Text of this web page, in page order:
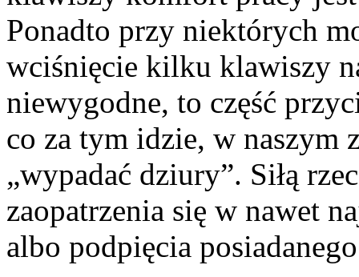
Ponadto przy niektórych
wciśnięcie kilku klawiszy
niewygodne, to część
co za tym idzie, w naszym
„wypadać dziury”. Siłą
zaopatrzenia się w nawet
albo podpięcia